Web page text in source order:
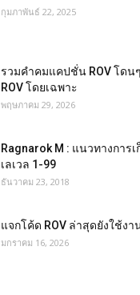
กุมภาพันธ์ 22, 2025
รวมคำคมแคปชั่น ROV โดน
ROV โดยเฉพาะ
พฤษภาคม 29, 2026
Ragnarok M : แนวทางการเ
เลเวล 1-99
ธันวาคม 23, 2018
แจกโค้ด ROV ล่าสุดยังใช้ง
มกราคม 16, 2026